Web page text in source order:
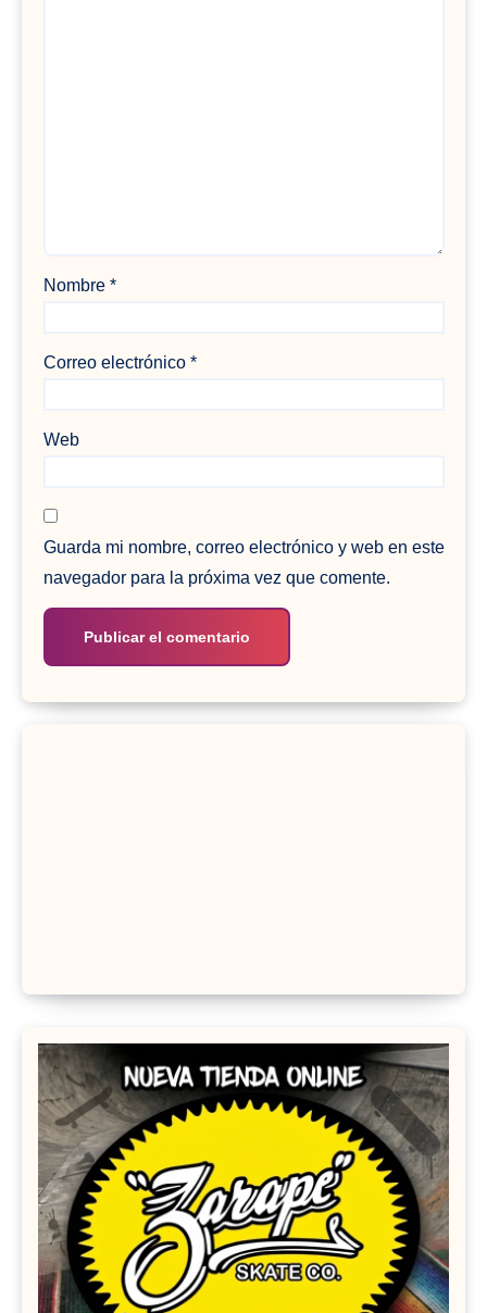
Nombre *
Correo electrónico *
Web
Guarda mi nombre, correo electrónico y web en este
navegador para la próxima vez que comente.